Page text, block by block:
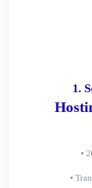
1.
•
•